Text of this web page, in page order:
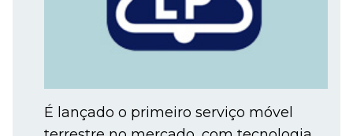
É lançado o primeiro serviço móvel